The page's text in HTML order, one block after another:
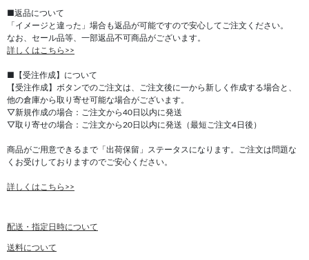
■返品について
「イメージと違った」場合も返品が可能ですので安心してご注文ください。
なお、セール品等、一部返品不可商品がございます。
詳しくはこちら>>
■【受注作成】について
【受注作成】ボタンでのご注文は、ご注文後に一から新しく作成する場合と、
他の倉庫から取り寄せ可能な場合がございます。
▽新規作成の場合：ご注文から40日以内に発送
▽取り寄せの場合：ご注文から20日以内に発送（最短ご注文4日後）
商品がご用意できるまで「出荷保留」ステータスになります。ご注文は問題な
くお受けしておりますのでご安心ください。
詳しくはこちら>>
配送・指定日時について
送料について